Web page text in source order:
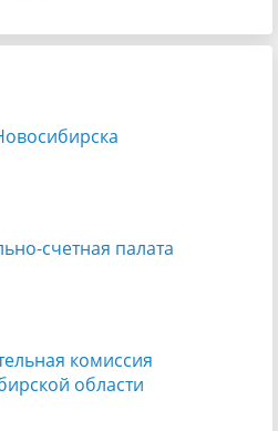
счетная палата
комиссия
области